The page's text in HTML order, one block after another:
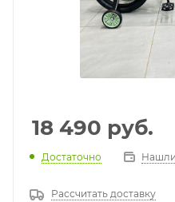
18 490 руб.
Достаточно
Рассчитать доставку